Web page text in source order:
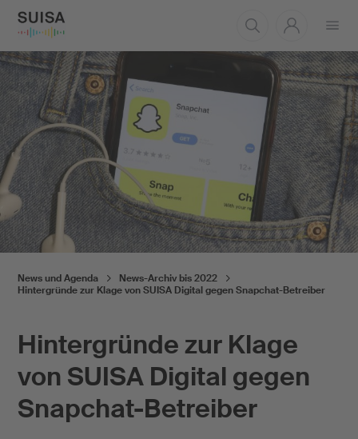
Hintergründe zur Klage
von SUISA Digital gegen
Snapchat-Betreiber
News und Agenda
News-Archiv bis 2022
Hintergründe zur Klage von SUISA Digital gegen Snapchat-Betreiber